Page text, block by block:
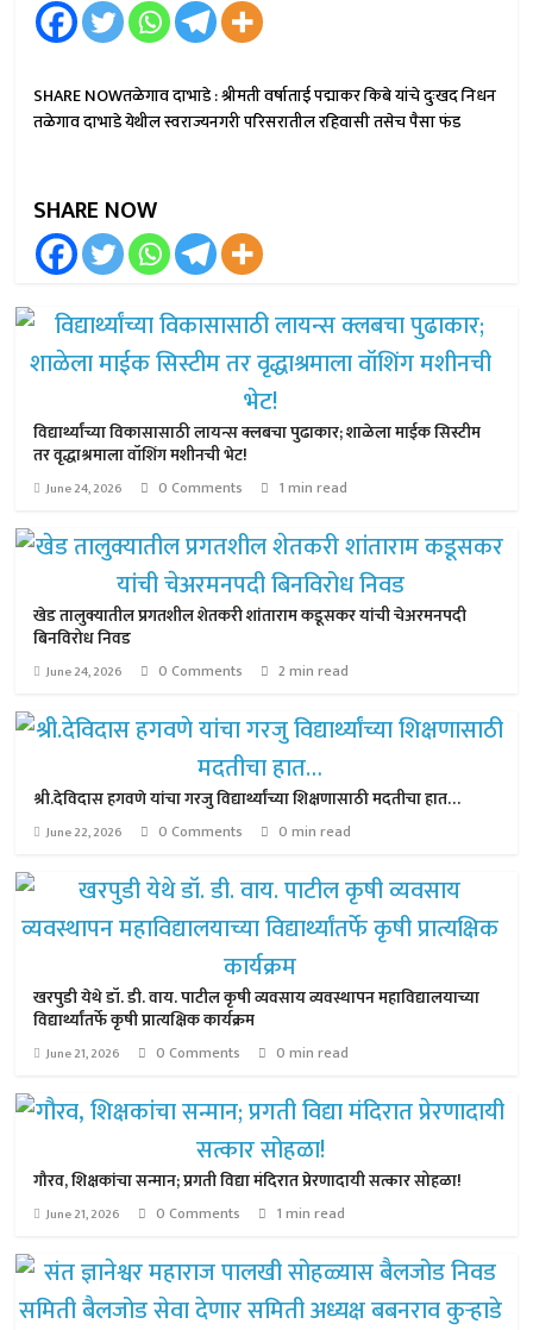
SHARE NOWतळेगाव दाभाडे : श्रीमती वर्षाताई पद्माकर किबे यांचे दुःखद निधन
तळेगाव दाभाडे येथील स्वराज्यनगरी परिसरातील रहिवासी तसेच पैसा फंड
SHARE NOW
विद्यार्थ्यांच्या विकासासाठी लायन्स क्लबचा पुढाकार; शाळेला माईक सिस्टीम
तर वृद्धाश्रमाला वॉशिंग मशीनची भेट!
June 24, 2026 0 Comments 1 min read
खेड तालुक्यातील प्रगतशील शेतकरी शांताराम कडूसकर यांची चेअरमनपदी
बिनविरोध निवड
June 24, 2026 0 Comments 2 min read
श्री.देविदास हगवणे यांचा गरजु विद्यार्थ्यांच्या शिक्षणासाठी मदतीचा हात…
June 22, 2026 0 Comments 0 min read
खरपुडी येथे डॉ. डी. वाय. पाटील कृषी व्यवसाय व्यवस्थापन महाविद्यालयाच्या
विद्यार्थ्यांतर्फे कृषी प्रात्यक्षिक कार्यक्रम
June 21, 2026 0 Comments 0 min read
गौरव, शिक्षकांचा सन्मान; प्रगती विद्या मंदिरात प्रेरणादायी सत्कार सोहळा!
June 21, 2026 0 Comments 1 min read